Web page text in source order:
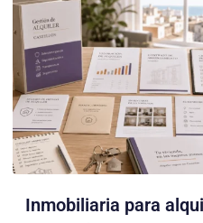
Inmobiliaria para